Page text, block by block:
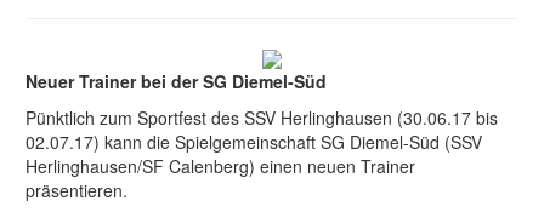
Neuer Trainer bei der SG Diemel-Süd
Pünktlich zum Sportfest des SSV Herlinghausen (30.06.17 bis
02.07.17) kann die Spielgemeinschaft SG Diemel-Süd (SSV
Herlinghausen/SF Calenberg) einen neuen Trainer
präsentieren.